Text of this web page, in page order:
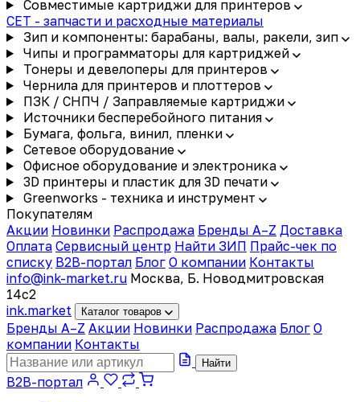
Совместимые картриджи для принтеров
CET - запчасти и расходные материалы
Зип и компоненты: барабаны, валы, ракели, зип
Чипы и программаторы для картриджей
Тонеры и девелоперы для принтеров
Чернила для принтеров и плоттеров
ПЗК / СНПЧ / Заправляемые картриджи
Источники бесперебойного питания
Бумага, фольга, винил, пленки
Сетевое оборудование
Офисное оборудование и электроника
3D принтеры и пластик для 3D печати
Greenworks - техника и инструмент
Покупателям
Акции Новинки Распродажа Бренды A–Z Доставка
Оплата Сервисный центр Найти ЗИП Прайс-чек по
списку B2B-портал Блог О компании Контакты
info@ink-market.ru Москва, Б. Новодмитровская
14с2
ink.market Каталог товаров
Бренды A–Z Акции Новинки Распродажа Блог О
компании Контакты
Найти
B2B-портал